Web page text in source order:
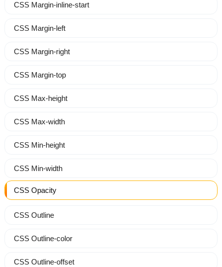
CSS Margin-inline-start
CSS Margin-left
CSS Margin-right
CSS Margin-top
CSS Max-height
CSS Max-width
CSS Min-height
CSS Min-width
CSS Opacity
CSS Outline
CSS Outline-color
CSS Outline-offset